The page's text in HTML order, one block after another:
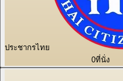
ประชากรไทย
0ที่นั่ง